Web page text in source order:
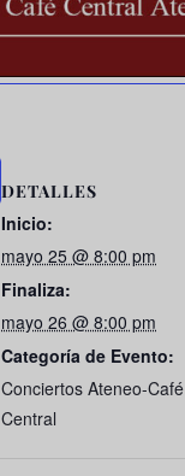
DETALLES
Inicio:
mayo 25 @ 8:00 pm
Finaliza:
mayo 26 @ 8:00 pm
Categoría de Evento:
Conciertos Ateneo-Café
Central